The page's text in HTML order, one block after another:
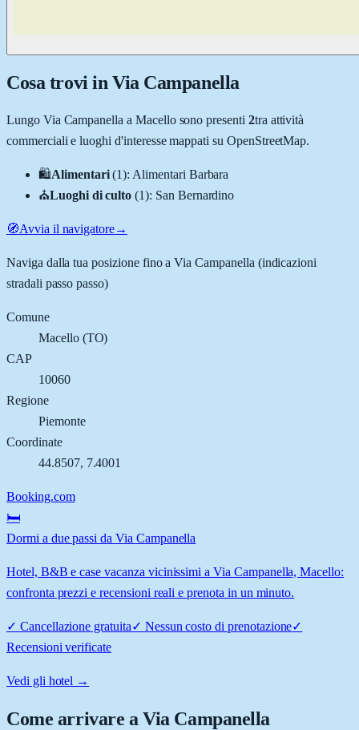
Cosa trovi in Via Campanella
Lungo Via Campanella a Macellosono presenti 2tra attività
commerciali e luoghi d'interesse mappati su OpenStreetMap.
🛍️Alimentari (1): Alimentari Barbara
⛪Luoghi di culto (1): San Bernardino
🧭Avvia il navigatore→
Naviga dalla tua posizione fino aVia Campanella (indicazioni
stradali passo passo)
Comune
Macello(TO)
CAP
10060
Regione
Piemonte
Coordinate
44.8507, 7.4001
Booking.com
🛏️
Dormi a due passi da Via Campanella
Hotel, B&B e case vacanza vicinissimi a Via Campanella, Macello:
confronta prezzi e recensioni reali e prenota in un minuto.
✓ Cancellazione gratuita✓ Nessun costo di prenotazione✓
Recensioni verificate
Vedi gli hotel →
Come arrivare aVia Campanella